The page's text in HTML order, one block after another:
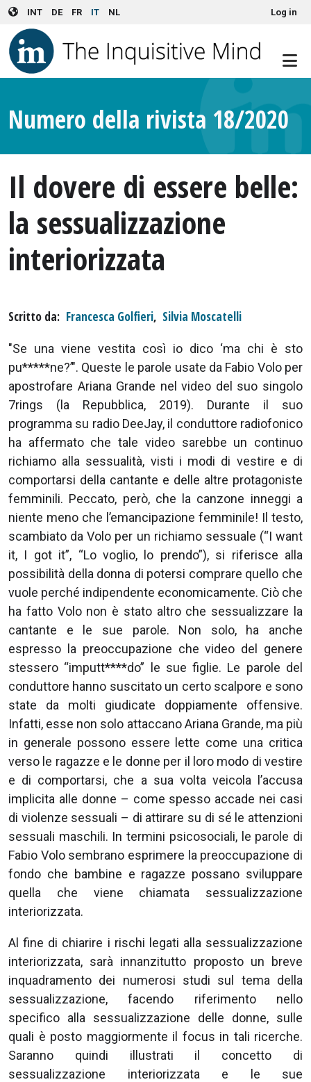
Skip to main content
INT DE FR IT NL User account menuLog in
Numero della rivista 18/2020
Il dovere di essere belle:
la sessualizzazione
interiorizzata
Scritto da Francesca Golfieri, Silvia Moscatelli
"Se una viene vestita così io dico ‘ma chi è sto
pu*****ne?’". Queste le parole usate da Fabio Volo per
apostrofare Ariana Grande nel video del suo singolo
7rings (la Repubblica, 2019). Durante il suo
programma su radio DeeJay, il conduttore radiofonico
ha affermato che tale video sarebbe un continuo
richiamo alla sessualità, visti i modi di vestire e di
comportarsi della cantante e delle altre protagoniste
femminili. Peccato, però, che la canzone inneggi a
niente meno che l’emancipazione femminile! Il testo,
scambiato da Volo per un richiamo sessuale (“I want
it, I got it”, “Lo voglio, lo prendo”), si riferisce alla
possibilità della donna di potersi comprare quello che
vuole perché indipendente economicamente. Ciò che
ha fatto Volo non è stato altro che sessualizzare la
cantante e le sue parole. Non solo, ha anche
espresso la preoccupazione che video del genere
stessero “imputt****do” le sue figlie. Le parole del
conduttore hanno suscitato un certo scalpore e sono
state da molti giudicate doppiamente offensive.
Infatti, esse non solo attaccano Ariana Grande, ma più
in generale possono essere lette come una critica
verso le ragazze e le donne per il loro modo di vestire
e di comportarsi, che a sua volta veicola l’accusa
implicita alle donne – come spesso accade nei casi
di violenze sessuali – di attirare su di sé le attenzioni
sessuali maschili. In termini psicosociali, le parole di
Fabio Volo sembrano esprimere la preoccupazione di
fondo che bambine e ragazze possano sviluppare
quella che viene chiamata sessualizzazione
interiorizzata.
Al fine di chiarire i rischi legati alla sessualizzazione
interiorizzata, sarà innanzitutto proposto un breve
inquadramento dei numerosi studi sul tema della
sessualizzazione, facendo riferimento nello
specifico alla sessualizzazione delle donne, sulle
quali è posto maggiormente il focus in tali ricerche.
Saranno quindi illustrati il concetto di
sessualizzazione interiorizzata e le sue